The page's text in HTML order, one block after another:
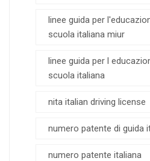
linee guida per
scuola italiana miur
linee guida per l
scuola italiana
nita italian driving license
numero patente di guida
numero patente italiana